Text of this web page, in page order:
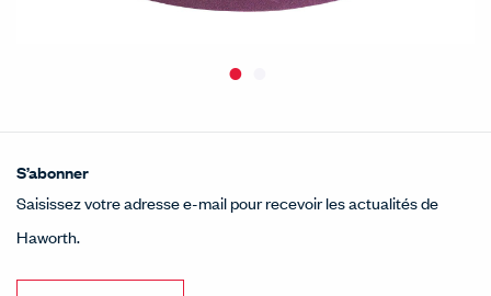
S’abonner
Saisissez votre adresse e-mail pour recevoir les actualités de
Haworth.